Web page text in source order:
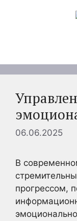
06.06.2025
В
прогрессом,